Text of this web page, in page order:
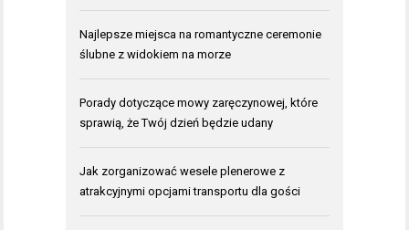
Najlepsze miejsca na romantyczne ceremonie
ślubne z widokiem na morze
Porady dotyczące mowy zaręczynowej, które
sprawią, że Twój dzień będzie udany
Jak zorganizować wesele plenerowe z
atrakcyjnymi opcjami transportu dla gości